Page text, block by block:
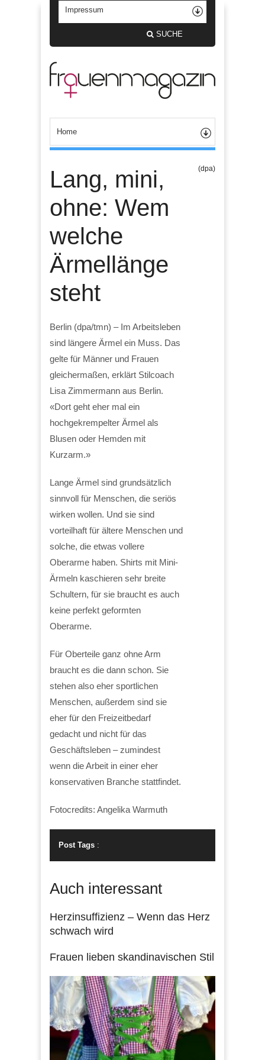
SUCHE
Lang, mini,
ohne: Wem
welche
Ärmellänge
steht
(dpa)
Berlin (dpa/tmn) – Im Arbeitsleben
sind längere Ärmel ein Muss. Das
gelte für Männer und Frauen
gleichermaßen, erklärt Stilcoach
Lisa Zimmermann aus Berlin.
«Dort geht eher mal ein
hochgekrempelter Ärmel als
Blusen oder Hemden mit
Kurzarm.»
Lange Ärmel sind grundsätzlich
sinnvoll für Menschen, die seriös
wirken wollen. Und sie sind
vorteilhaft für ältere Menschen und
solche, die etwas vollere
Oberarme haben. Shirts mit Mini-
Ärmeln kaschieren sehr breite
Schultern, für sie braucht es auch
keine perfekt geformten
Oberarme.
Für Oberteile ganz ohne Arm
braucht es die dann schon. Sie
stehen also eher sportlichen
Menschen, außerdem sind sie
eher für den Freizeitbedarf
gedacht und nicht für das
Geschäftsleben – zumindest
wenn die Arbeit in einer eher
konservativen Branche stattfindet.
Fotocredits: Angelika Warmuth
Post Tags :
Auch interessant
Herzinsuffizienz – Wenn das Herz
schwach wird
Frauen lieben skandinavischen Stil